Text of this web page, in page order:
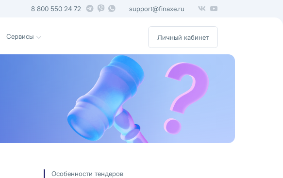
8 800 550 24 72 support@finaxe.ru
Сервисы Личный кабинет
Особенности тендеров